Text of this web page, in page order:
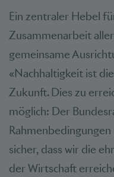
Ein zentraler Hebel
Zusammenarbeit
gemeinsame
«Nachhaltigkeit ist
Zukunft. Dies zu
möglich: Der
sicher, dass wir die
der Wirtschaft